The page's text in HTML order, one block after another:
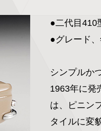
●二代目410
●グレード
シンプルか
1963年に発
は、ピニン
タイルに変